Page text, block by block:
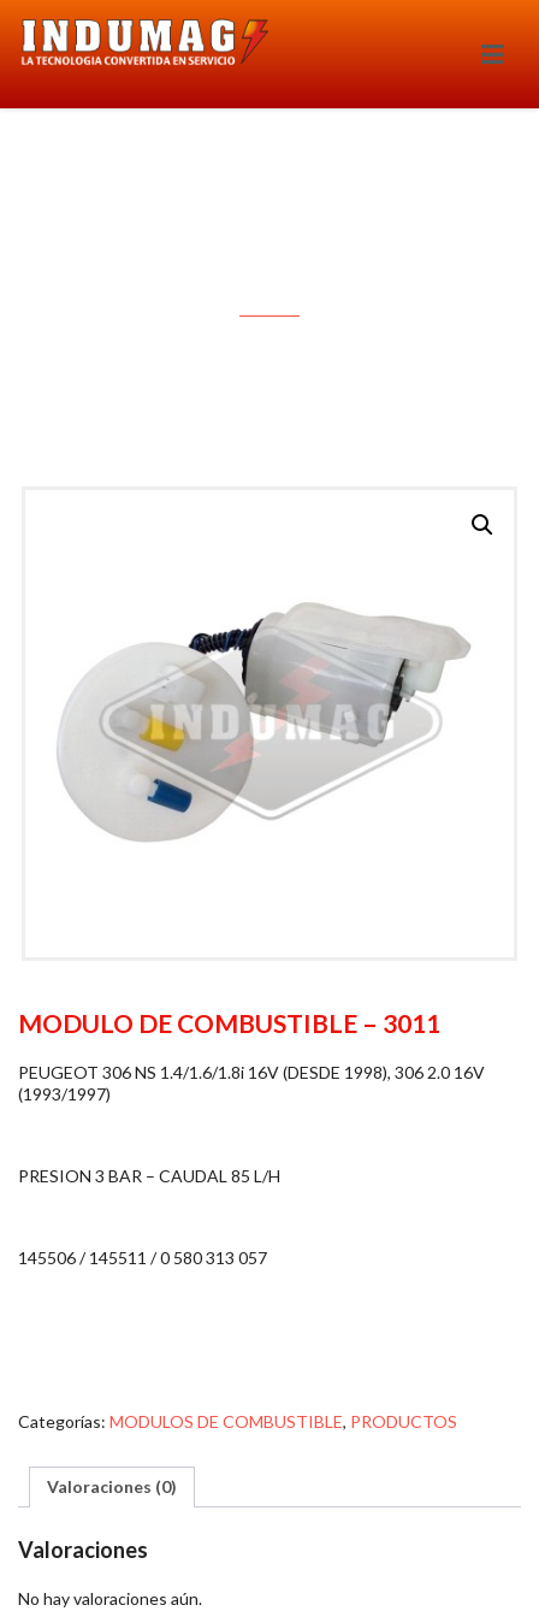
MODULO DE COMBUSTIBLE – 3011
PEUGEOT 306 NS 1.4/1.6/1.8i 16V (DESDE 1998), 306 2.0 16V
(1993/1997)
PRESION 3 BAR – CAUDAL 85 L/H
145506 / 145511 / 0 580 313 057
Categorías: MODULOS DE COMBUSTIBLE, PRODUCTOS
Valoraciones (0)
Valoraciones
No hay valoraciones aún.